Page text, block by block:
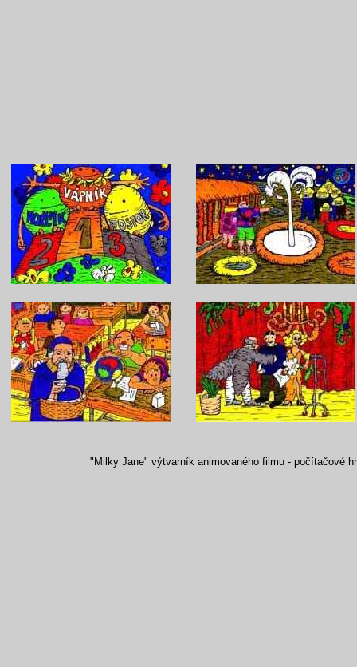
"Milky Jane" výtvarník animovaného filmu - počítačové